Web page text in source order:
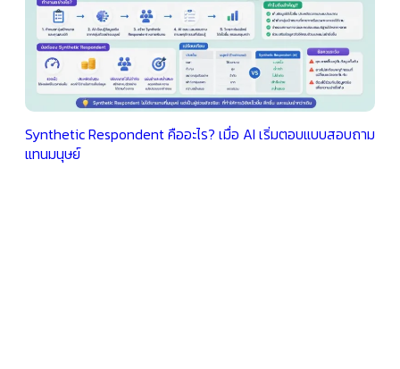
Synthetic Respondent คืออะไร? เมื่อ AI เริ่มตอบแบบสอบถาม
แทนมนุษย์